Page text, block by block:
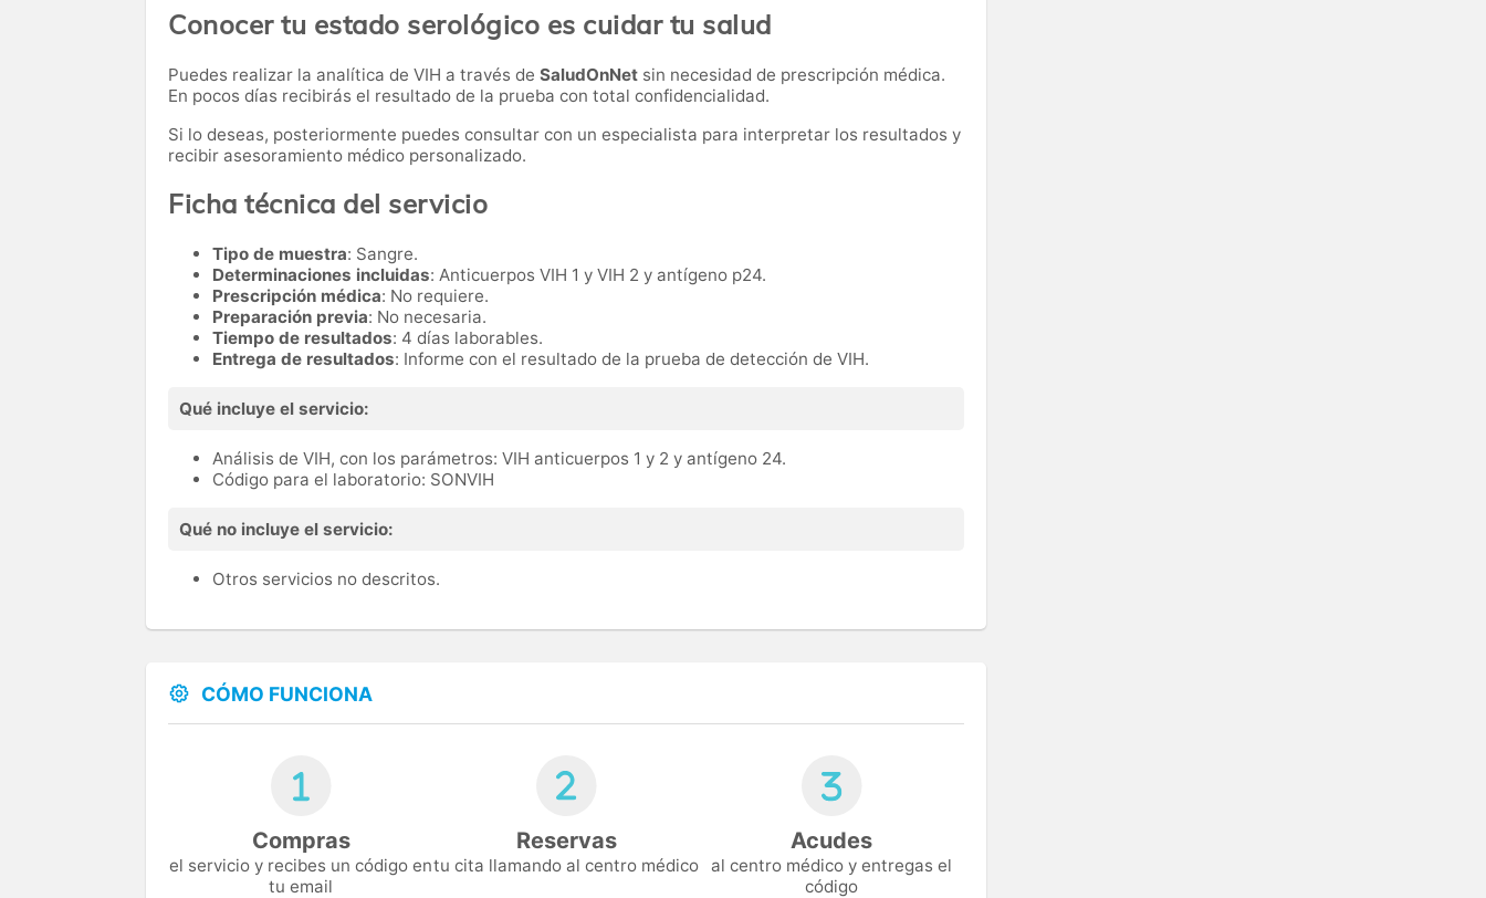
Conocer tu estado serológico es cuidar tu salud
Puedes realizar la analítica de VIH a través de SaludOnNet sin necesidad de prescripción médica.
En pocos días recibirás el resultado de la prueba con total confidencialidad.
Si lo deseas, posteriormente puedes consultar con un especialista para interpretar los resultados y
recibir asesoramiento médico personalizado.
Ficha técnica del servicio
Tipo de muestra: Sangre.
Determinaciones incluidas: Anticuerpos VIH 1 y VIH 2 y antígeno p24.
Prescripción médica: No requiere.
Preparación previa: No necesaria.
Tiempo de resultados: 4 días laborables.
Entrega de resultados: Informe con el resultado de la prueba de detección de VIH.
Qué incluye el servicio:
Análisis de VIH, con los parámetros: VIH anticuerpos 1 y 2 y antígeno 24.
Código para el laboratorio: SONVIH
Qué no incluye el servicio:
Otros servicios no descritos.
CÓMO FUNCIONA
Compras
el servicio y recibes un código en
tu email
Reservas
tu cita llamando al centro médico
Acudes
al centro médico y entregas el
código